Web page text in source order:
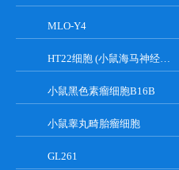
MLO-Y4
HT22细胞 (小鼠海马神经元细胞) (STR鉴定正确)
小鼠黑色素瘤细胞B16B
小鼠睾丸畸胎瘤细胞
GL261